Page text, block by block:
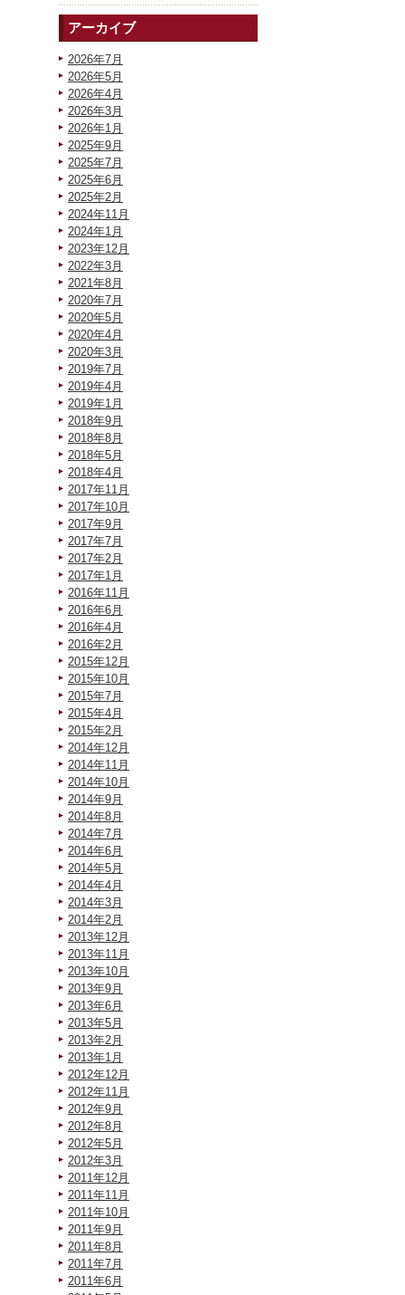
アーカイブ
2026年7月
2026年5月
2026年4月
2026年3月
2026年1月
2025年9月
2025年7月
2025年6月
2025年2月
2024年11月
2024年1月
2023年12月
2022年3月
2021年8月
2020年7月
2020年5月
2020年4月
2020年3月
2019年7月
2019年4月
2019年1月
2018年9月
2018年8月
2018年5月
2018年4月
2017年11月
2017年10月
2017年9月
2017年7月
2017年2月
2017年1月
2016年11月
2016年6月
2016年4月
2016年2月
2015年12月
2015年10月
2015年7月
2015年4月
2015年2月
2014年12月
2014年11月
2014年10月
2014年9月
2014年8月
2014年7月
2014年6月
2014年5月
2014年4月
2014年3月
2014年2月
2013年12月
2013年11月
2013年10月
2013年9月
2013年6月
2013年5月
2013年2月
2013年1月
2012年12月
2012年11月
2012年9月
2012年8月
2012年5月
2012年3月
2011年12月
2011年11月
2011年10月
2011年9月
2011年8月
2011年7月
2011年6月